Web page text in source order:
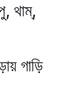
থাম্‌,
গাড়ি